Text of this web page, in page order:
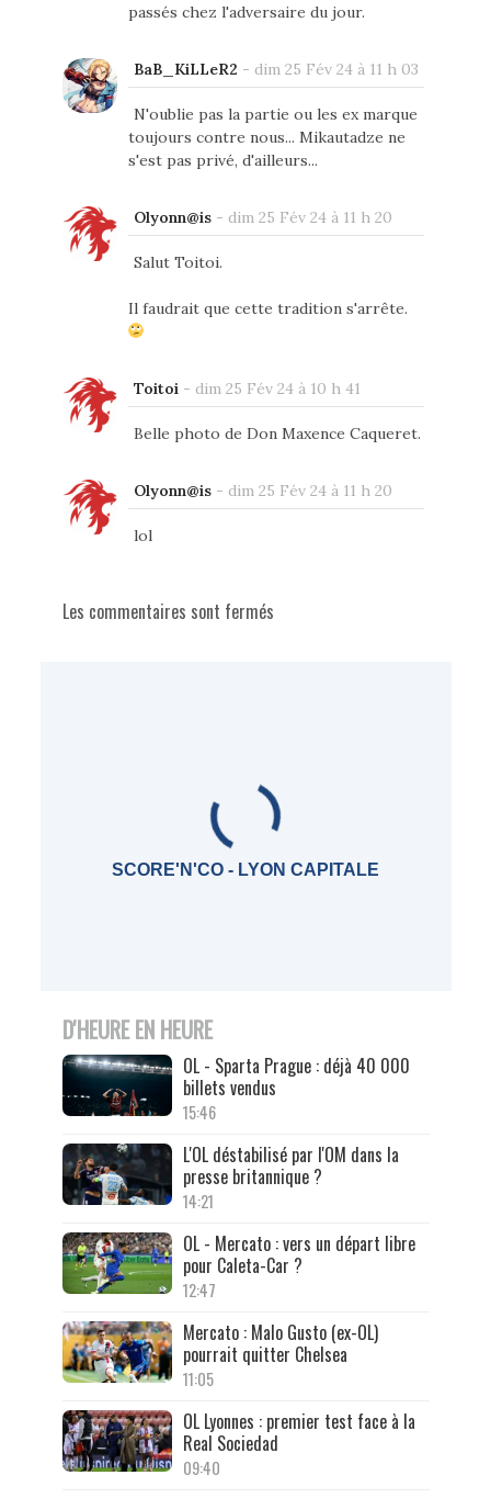
passés chez l'adversaire du jour.
BaB_KiLLeR2 - dim 25 Fév 24 à 11 h 03
N'oublie pas la partie ou les ex marque
toujours contre nous... Mikautadze ne
s'est pas privé, d'ailleurs...
Olyonn@is- dim 25 Fév 24 à 11 h 20
Salut Toitoi.
Il faudrait que cette tradition s'arrête.
Toitoi - dim 25 Fév 24 à 10 h 41
Belle photo de Don Maxence Caqueret.
Olyonn@is- dim 25 Fév 24 à 11 h 20
lol
Les commentaires sont fermés
SCORE'N'CO - LYON CAPITALE
D'HEURE EN HEURE
OL - Sparta Prague : déjà 40 000
billets vendus
15:46
L'OL déstabilisé par l'OM dans la
presse britannique ?
14:21
OL - Mercato : vers un départ libre
pour Caleta-Car ?
12:47
Mercato : Malo Gusto (ex-OL)
pourrait quitter Chelsea
11:05
OL Lyonnes : premier test face à la
Real Sociedad
09:40